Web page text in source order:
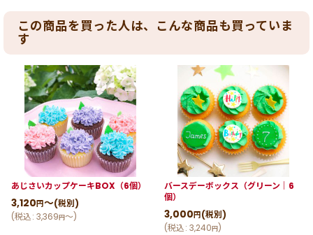
この商品を買った人は、こんな商品も買っていま
す
あじさいカップケーキBOX（6個）
3,120 円～(税別)
(税込: 3,369円～)
バースデーボックス（グリーン｜6
個）
3,000 円(税別)
(税込: 3,240円)